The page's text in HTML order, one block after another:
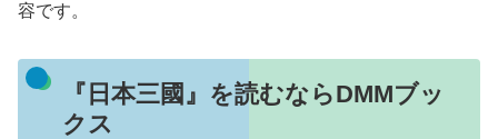
容です。
『日本三國』を読むならDMMブッ
クス